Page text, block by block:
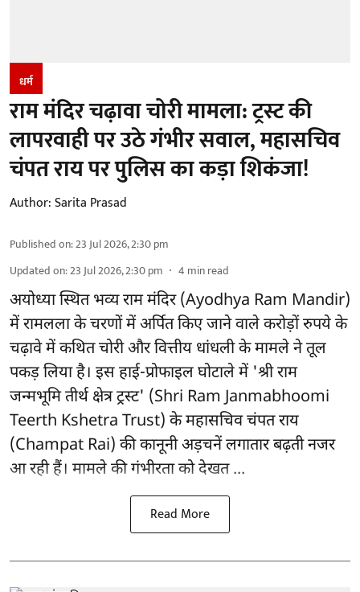
धर्म
राम मंदिर चढ़ावा चोरी मामला: ट्रस्ट की
लापरवाही पर उठे गंभीर सवाल, महासचिव
चंपत राय पर पुलिस का कड़ा शिकंजा!
Author:Sarita Prasad
Published on:23 Jul 2026, 2:30 pm
Updated on:23 Jul 2026, 2:30 pm 4 min read
अयोध्या स्थित भव्य राम मंदिर (Ayodhya Ram Mandir)
में रामलला के चरणों में अर्पित किए जाने वाले करोड़ों रुपये के
चढ़ावे में कथित चोरी और वित्तीय धांधली के मामले ने तूल
पकड़ लिया है। इस हाई-प्रोफाइल घोटाले में 'श्री राम
जन्मभूमि तीर्थ क्षेत्र ट्रस्ट' (Shri Ram Janmabhoomi
Teerth Kshetra Trust) के महासचिव चंपत राय
(Champat Rai) की कानूनी अड़चनें लगातार बढ़ती नजर
आ रही हैं। मामले की गंभीरता को देखत ...
Read More